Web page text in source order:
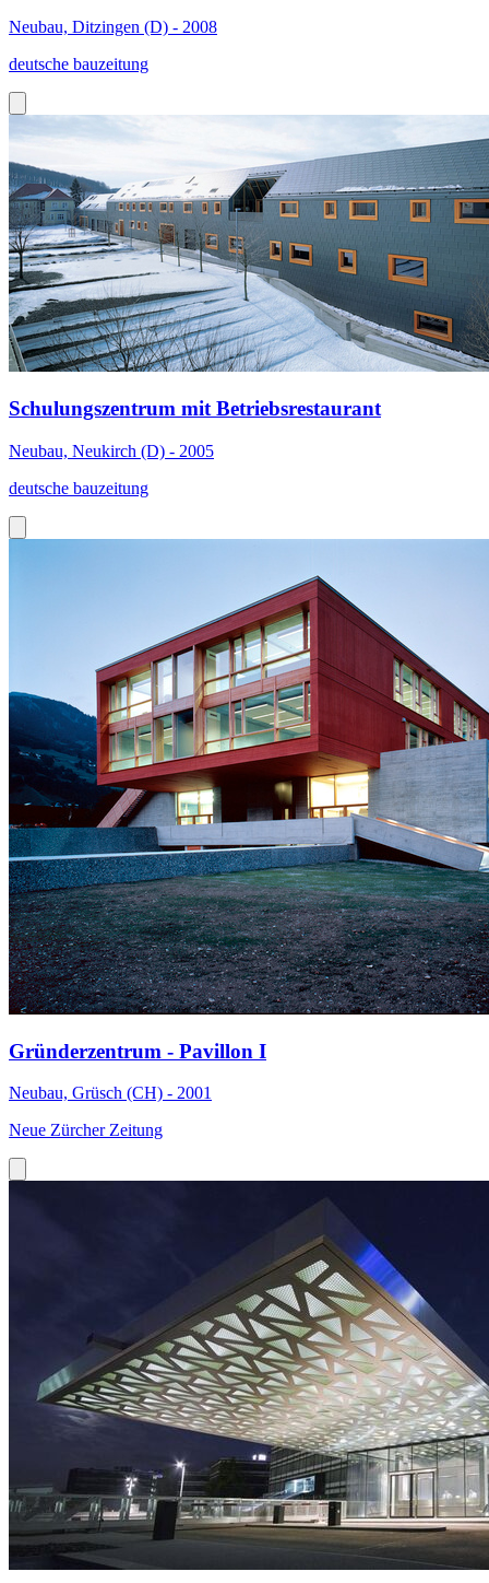
Neubau, Ditzingen (D) - 2008
deutsche bauzeitung
Schulungszentrum mit Betriebsrestaurant
Neubau, Neukirch (D) - 2005
deutsche bauzeitung
Gründerzentrum - Pavillon I
Neubau, Grüsch (CH) - 2001
Neue Zürcher Zeitung